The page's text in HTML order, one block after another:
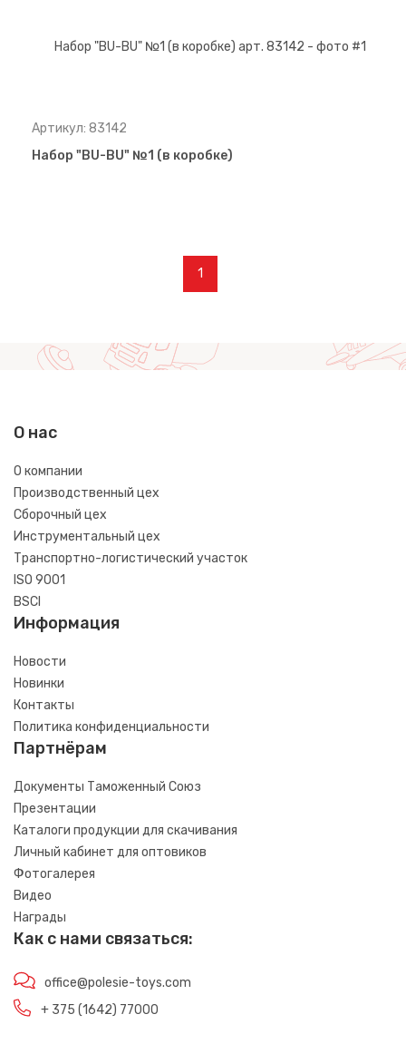
Артикул: 83142
Набор "BU-BU" №1 (в коробке)
1
О нас
О компании
Производственный цех
Сборочный цех
Инструментальный цех
Транспортно-логистический участок
ISO 9001
BSCI
Информация
Новости
Новинки
Контакты
Политика конфиденциальности
Партнёрам
Документы Таможенный Союз
Презентации
Каталоги продукции для скачивания
Личный кабинет для оптовиков
Фотогалерея
Видео
Награды
Как с нами связаться:
office@polesie-toys.com
+ 375 (1642) 77000